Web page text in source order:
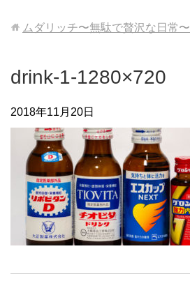
ムダリッチ〜無駄で贅沢な日常〜
drink-1-1280×720
2018年11月20日